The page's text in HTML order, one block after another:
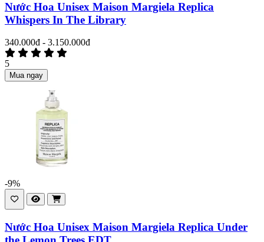
Nước Hoa Unisex Maison Margiela Replica
Whispers In The Library
340.000đ - 3.150.000đ
5
Mua ngay
-9%
Nước Hoa Unisex Maison Margiela Replica Under